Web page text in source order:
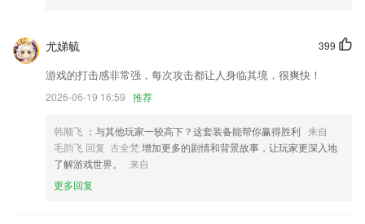
更改刀片图片
优化功能体验，提升产品体验
联系我们
行打分评论，说出您的使用经历，以帮助我们更好的对产品进行优化修
399
尤娣毓
游戏的打击感非常强，每次攻击都让人身临其境，很爽快！
2026-06-19 16:59 推荐
韩顺飞 ：与其他玩家一较高下？这套装备能帮你赢得胜利 来自
毛韵飞 回复 古全梵 增加更多的剧情和背景故事，让玩家更深入地
了解游戏世界。
来自
更多回复